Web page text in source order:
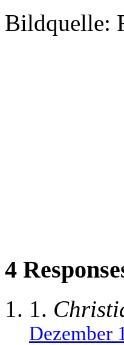
Bildquelle:
4
1.
Dezember